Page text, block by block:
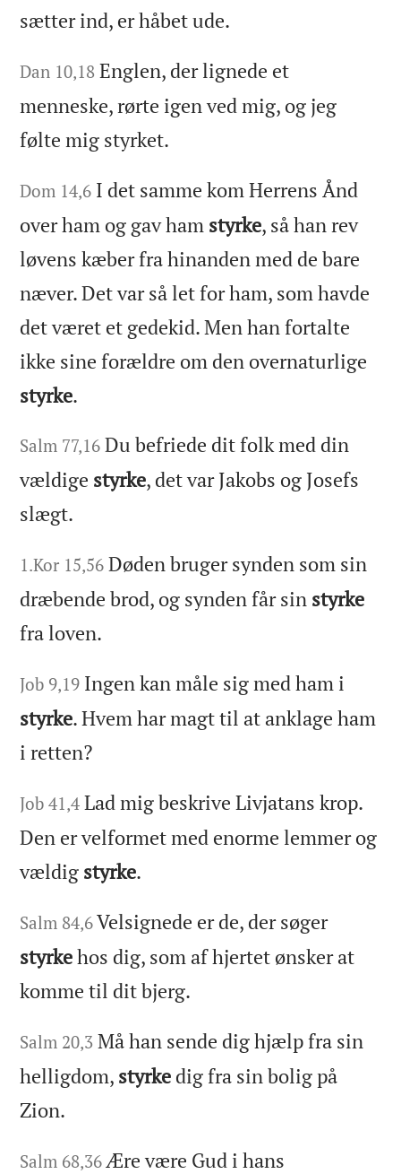
sætter ind, er håbet ude.
Dan 10,18 Englen, der lignede et
menneske, rørte igen ved mig, og jeg
følte mig styrket.
Dom 14,6 I det samme kom Herrens Ånd
over ham og gav ham styrke, så han rev
løvens kæber fra hinanden med de bare
næver. Det var så let for ham, som havde
det været et gedekid. Men han fortalte
ikke sine forældre om den overnaturlige
styrke.
Salm 77,16 Du befriede dit folk med din
vældige styrke, det var Jakobs og Josefs
slægt.
1.Kor 15,56 Døden bruger synden som sin
dræbende brod, og synden får sin styrke
fra loven.
Job 9,19 Ingen kan måle sig med ham i
styrke. Hvem har magt til at anklage ham
i retten?
Job 41,4 Lad mig beskrive Livjatans krop.
Den er velformet med enorme lemmer og
vældig styrke.
Salm 84,6Velsignede er de, der søger
styrkehos dig, som af hjertet ønsker at
komme til dit bjerg.
Salm 20,3 Må han sende dig hjælp fra sin
helligdom, styrke dig fra sin bolig på
Zion.
Salm 68,36Ære være Gud i hans